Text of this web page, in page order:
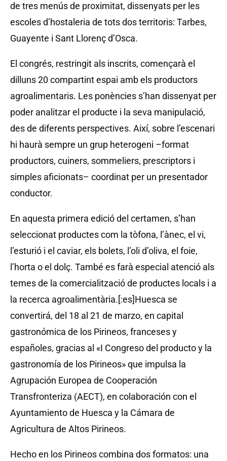
de tres menús de proximitat, dissenyats per les
escoles d’hostaleria de tots dos territoris: Tarbes,
Guayente i Sant Llorenç d’Osca.
El congrés, restringit als inscrits, començarà el
dilluns 20 compartint espai amb els productors
agroalimentaris. Les ponències s’han dissenyat per
poder analitzar el producte i la seva manipulació,
des de diferents perspectives. Així, sobre l’escenari
hi haurà sempre un grup heterogeni –format
productors, cuiners, sommeliers, prescriptors i
simples aficionats– coordinat per un presentador
conductor.
En aquesta primera edició del certamen, s’han
seleccionat productes com la tòfona, l’ànec, el vi,
l’esturió i el caviar, els bolets, l’oli d’oliva, el foie,
l’horta o el dolç. També es farà especial atenció als
temes de la comercialització de productes locals i a
la recerca agroalimentària.[:es]Huesca se
convertirá, del 18 al 21 de marzo, en capital
gastronómica de los Pirineos, franceses y
españoles, gracias al «I Congreso del producto y la
gastronomía de los Pirineos» que impulsa la
Agrupación Europea de Cooperación
Transfronteriza (AECT), en colaboración con el
Ayuntamiento de Huesca y la Cámara de
Agricultura de Altos Pirineos.
Hecho en los Pirineos combina dos formatos: una